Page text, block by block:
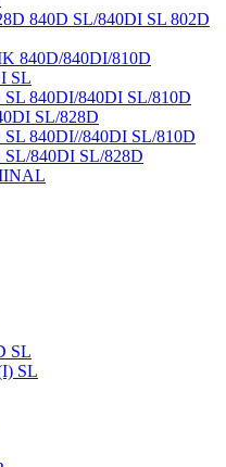
840D SL/840DI SL 802D
840D/840DI/810D
SL
840DI/840DI SL/810D
SL/828D
840DI//840DI SL/810D
840DI SL/828D
SL
SL